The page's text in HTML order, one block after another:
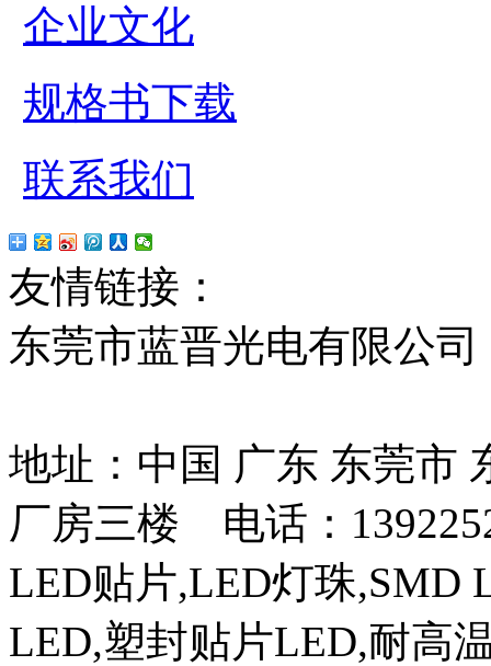
企业文化
规格书下载
联系我们
友情链接：
东莞市蓝晋光电有限公
地址：中国 广东 东莞市
厂房三楼 电话：
LED贴片,LED灯珠,SMD
LED,塑封贴片LED,耐